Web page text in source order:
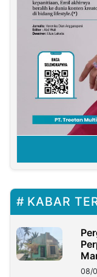
KABAR
08/